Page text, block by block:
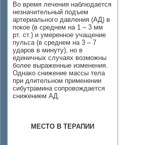
Во время лечения наблюдается
незначительный подъем
артериального давления (АД) в
покое (в среднем на 1 – 3 мм
рт. ст.) и умеренное учащение
пульса (в среднем на 3 – 7
ударов в минуту), но в
единичных случаях возможны
более выраженные изменения.
Однако снижение массы тела
при длительном применении
сибутрамина сопровождается
снижением АД.
МЕСТО В ТЕРАПИИ